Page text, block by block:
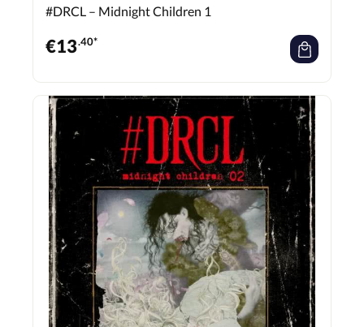
#DRCL – Midnight Children 1
€13.40*